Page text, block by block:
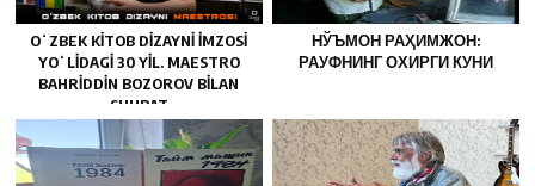
OʻZBEK KITOB DIZAYNI IMZOSI
YOʻLIDAGI 30 YIL. MAESTRO
BAHRIDDIN BOZOROV BILAN
SUHBAT
НЎЪМОН РАҲИМЖОН:
РАУФНИНГ ОХИРГИ КУНИ